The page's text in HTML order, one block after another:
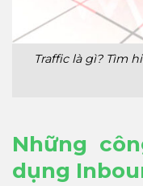
Traffic là gì? Tìm
Những
dụng